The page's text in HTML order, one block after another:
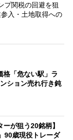
プ関税の回避を狙
入・土地取得への
格「危ない駅」ラ
ション売れ行き鈍
ーが狙う20銘柄】
90歳現役トレーダ